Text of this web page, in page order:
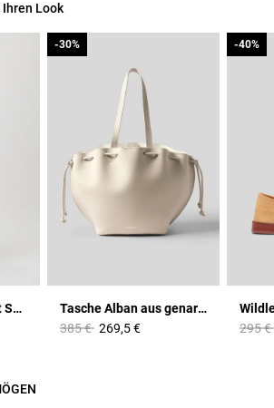
Look
Marinière-T-Shirt mit Spitze
Tasche Alban aus genarbtem Leder
Price reduced from
385 €to
-30%
269,5 €
-30%
Price
295 €
-40%
-40%